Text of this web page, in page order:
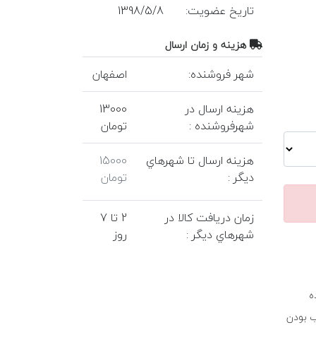
بودن
تاريخ عضويت:
1398/5/8
هزينه و زمان ارسال
شهر فروشنده:
اصفهان
هزينه ارسال در
شهرفروشنده :
13000
تومان
هزينه ارسال تا شهرهاي
ديگر :
15000
تومان
زمان دريافت کالا در
شهرهاي ديگر :
2 تا 7
روز